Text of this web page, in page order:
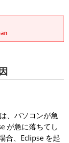
、パソコンが急
が急に落ちてし
合、Eclipse を起